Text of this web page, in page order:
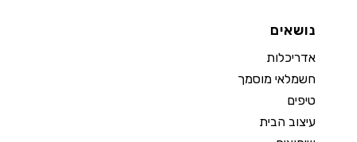
נושאים
אדריכלות
חשמלאי מוסמך
טיפים
עיצוב הבית